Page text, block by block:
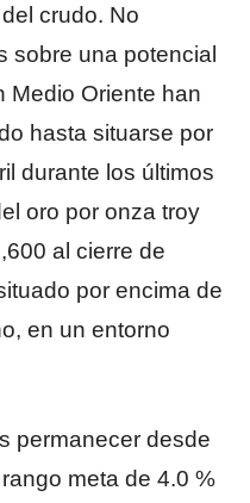
crudo. No
sobre una potencial
Medio Oriente han
hasta situarse por
durante los últimos
oro por onza troy
al cierre de
por encima de
en un entorno
permanecer desde
meta de 4.0 %